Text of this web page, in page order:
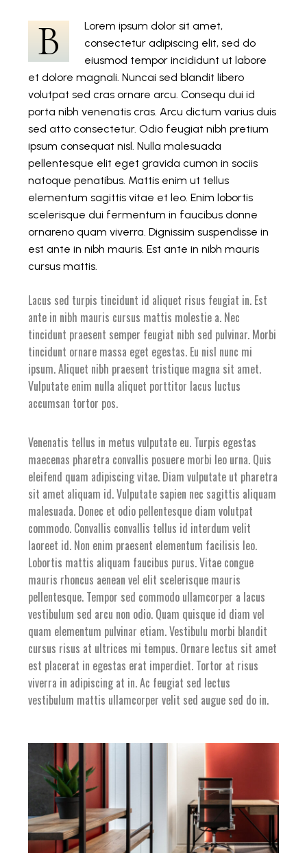
B
Lorem ipsum dolor sit amet,
consectetur adipiscing elit, sed do
eiusmod tempor incididunt ut labore
et dolore magnali. Nuncai sed blandit libero
volutpat sed cras ornare arcu. Consequ dui id
porta nibh venenatis cras. Arcu dictum varius duis
sed atto consectetur. Odio feugiat nibh pretium
ipsum consequat nisl. Nulla malesuada
pellentesque elit eget gravida cumon in sociis
natoque penatibus. Mattis enim ut tellus
elementum sagittis vitae et leo. Enim lobortis
scelerisque dui fermentum in faucibus donne
ornareno quam viverra. Dignissim suspendisse in
est ante in nibh mauris. Est ante in nibh mauris
cursus mattis.
Lacus sed turpis tincidunt id aliquet risus feugiat in. Est
ante in nibh mauris cursus mattis molestie a. Nec
tincidunt praesent semper feugiat nibh sed pulvinar. Morbi
tincidunt ornare massa eget egestas. Eu nisl nunc mi
ipsum. Aliquet nibh praesent tristique magna sit amet.
Vulputate enim nulla aliquet porttitor lacus luctus
accumsan tortor pos.
Venenatis tellus in metus vulputate eu. Turpis egestas
maecenas pharetra convallis posuere morbi leo urna. Quis
eleifend quam adipiscing vitae. Diam vulputate ut pharetra
sit amet aliquam id. Vulputate sapien nec sagittis aliquam
malesuada. Donec et odio pellentesque diam volutpat
commodo. Convallis convallis tellus id interdum velit
laoreet id. Non enim praesent elementum facilisis leo.
Lobortis mattis aliquam faucibus purus. Vitae congue
mauris rhoncus aenean vel elit scelerisque mauris
pellentesque. Tempor sed commodo ullamcorper a lacus
vestibulum sed arcu non odio. Quam quisque id diam vel
quam elementum pulvinar etiam. Vestibulu morbi blandit
cursus risus at ultrices mi tempus. Ornare lectus sit amet
est placerat in egestas erat imperdiet. Tortor at risus
viverra in adipiscing at in. Ac feugiat sed lectus
vestibulum mattis ullamcorper velit sed augue sed do in.